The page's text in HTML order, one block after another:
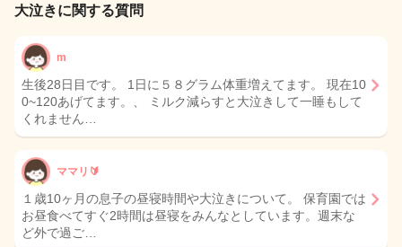
大泣きに関する質問
m
生後28日目です。 1日に５８グラム体重増えてます。 現在10
0~120あげてます。、 ミルク減らすと大泣きして一睡もして
くれません…
ママリ🔰
１歳10ヶ月の息子の昼寝時間や大泣きについて。 保育園では
お昼食べてすぐ2時間は昼寝をみんなとしています。週末な
ど外で過ご…